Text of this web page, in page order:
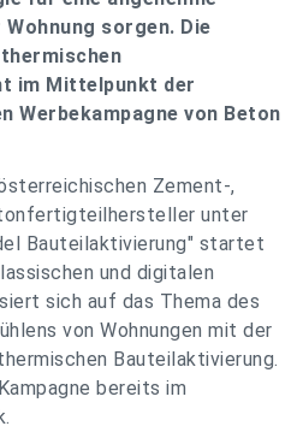
sorgen. Die
im Mittelpunkt der
Werbekampagne von Beton
Zement-,
unter
Bauteilaktivierung" startet
und digitalen
sich auf das Thema des
von Wohnungen mit der
Bauteilaktivierung.
bereits im